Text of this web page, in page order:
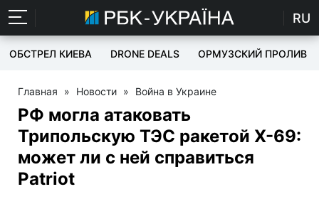
RU
ОБСТРЕЛ КИЕВА DRONE DEALS ОРМУЗСКИЙ ПРОЛИВ
Главная » Новости » Война в Украине
РФ могла атаковать
Трипольскую ТЭС ракетой Х-69:
может ли с ней справиться
Patriot